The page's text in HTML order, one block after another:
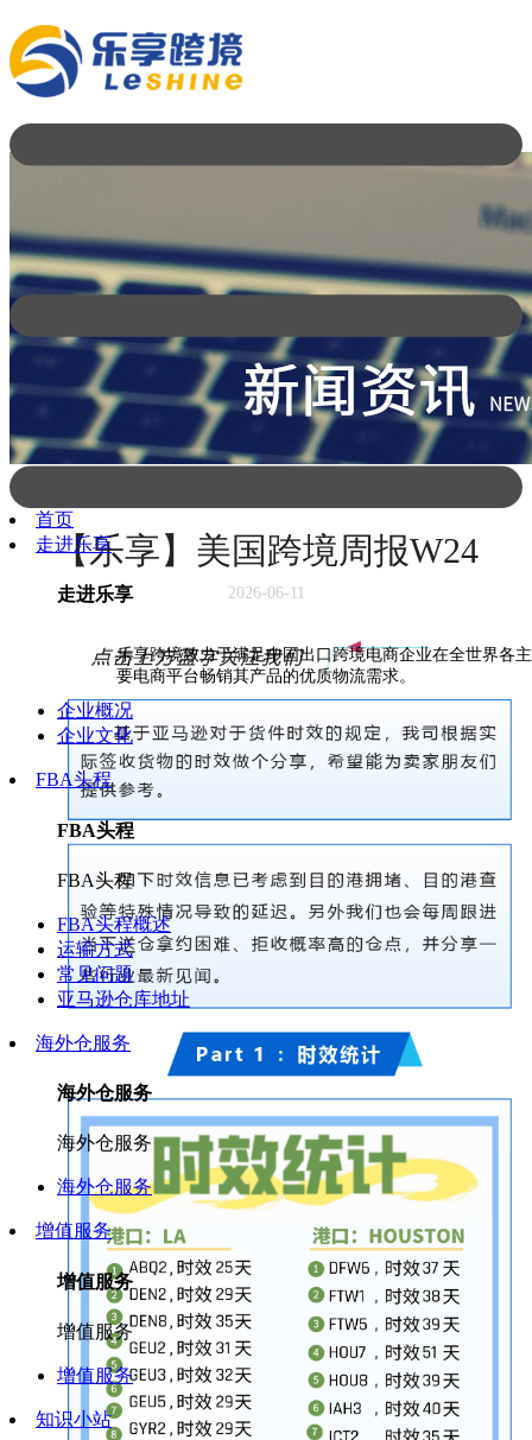
首页
走进乐享
走进乐享
乐享跨境致力于满足中国出口跨境电商企业在全世界各主
要电商平台畅销其产品的优质物流需求。
企业概况
企业文化
FBA头程
FBA头程
FBA头程
FBA头程概述
运输方式
常见问题
亚马逊仓库地址
海外仓服务
海外仓服务
海外仓服务
海外仓服务
增值服务
增值服务
增值服务
增值服务
知识小站
【乐享】美国跨境周报W24
2026-06-11